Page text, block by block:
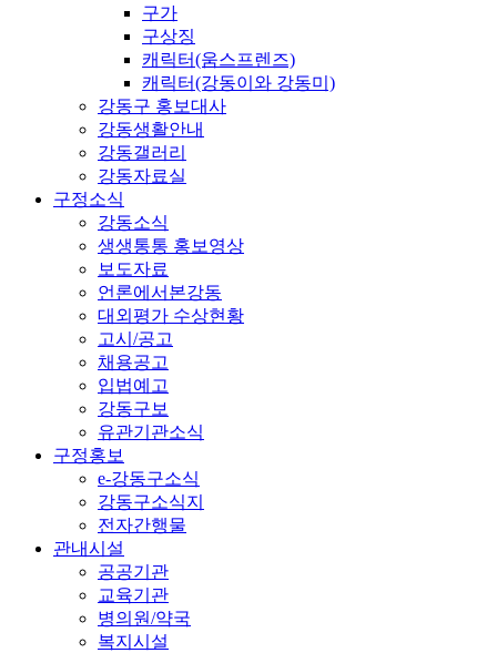
구가
구상징
캐릭터(움스프렌즈)
캐릭터(강동이와 강동미)
강동구 홍보대사
강동생활안내
강동갤러리
강동자료실
구정소식
강동소식
생생통통 홍보영상
보도자료
언론에서본강동
대외평가 수상현황
고시/공고
채용공고
입법예고
강동구보
유관기관소식
구정홍보
e-강동구소식
강동구소식지
전자간행물
관내시설
공공기관
교육기관
병의원/약국
복지시설